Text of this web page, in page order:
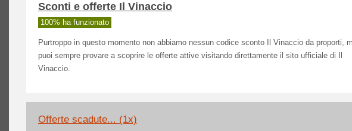
Sconti e offerte Il Vinaccio
100% ha funzionato
Purtroppo in questo momento non abbiamo nessun codice sconto Il Vinaccio da proporti,
puoi sempre provare a scoprire le offerte attive visitando direttamente il sito ufficiale di Il
Vinaccio.
Offerte scadute... (1x)